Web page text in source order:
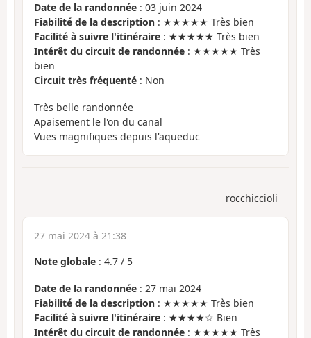
Date de la randonnée : 03 juin 2024
Fiabilité de la description : ★★★★★ Très bien
Facilité à suivre l'itinéraire : ★★★★★ Très bien
Intérêt du circuit de randonnée : ★★★★★ Très
bien
Circuit très fréquenté : Non
Très belle randonnée
Apaisement le l'on du canal
Vues magnifiques depuis l'aqueduc
rocchiccioli
27 mai 2024 à 21:38
Note globale : 4.7 / 5
Date de la randonnée : 27 mai 2024
Fiabilité de la description : ★★★★★ Très bien
Facilité à suivre l'itinéraire : ★★★★☆ Bien
Intérêt du circuit de randonnée : ★★★★★ Très